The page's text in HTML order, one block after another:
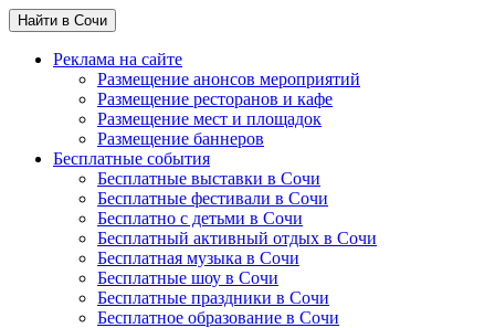
Найти в Сочи
Реклама на сайте
Размещение анонсов мероприятий
Размещение ресторанов и кафе
Размещение мест и площадок
Размещение баннеров
Бесплатные события
Бесплатные выставки в Сочи
Бесплатные фестивали в Сочи
Бесплатно с детьми в Сочи
Бесплатный активный отдых в Сочи
Бесплатная музыка в Сочи
Бесплатные шоу в Сочи
Бесплатные праздники в Сочи
Бесплатное образование в Сочи